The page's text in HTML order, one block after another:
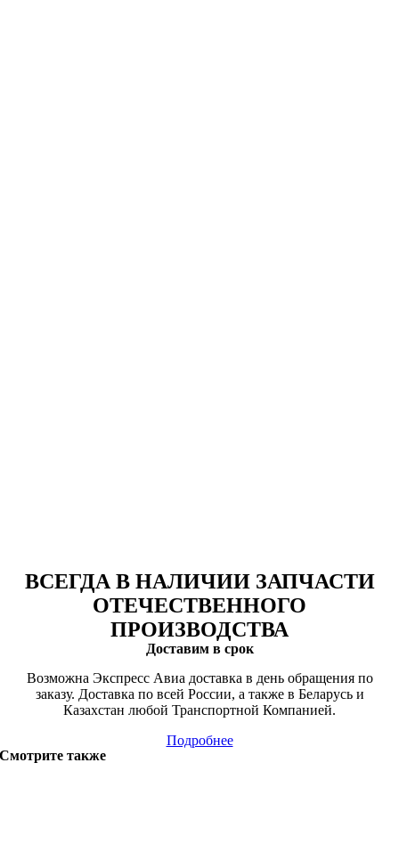
ВСЕГДА В НАЛИЧИИ ЗАПЧАСТИ
ОТЕЧЕСТВЕННОГО
ПРОИЗВОДСТВА
Доставим в срок
Возможна Экспресс Авиа доставка в день обращения по
заказу. Доставка по всей России, а также в Беларусь и
Казахстан любой Транспортной Компанией.
Подробнее
Смотрите также